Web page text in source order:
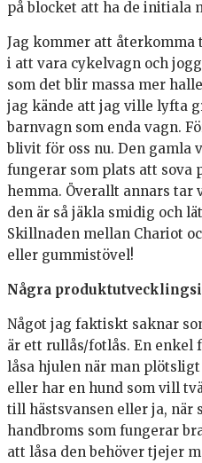
på blocket att ha de initiala
Jag kommer att
i att vara cykelvagn och
som det blir massa mer
jag kände att jag ville lyfta
barnvagn som enda vagn.
blivit för oss nu. Den gamla
fungerar som plats att sova
hemma. Överallt annars tar
den är så jäkla smidig och
Skillnaden mellan Chariot
eller gummistövel!
Några
Något jag faktiskt saknar
är ett rullås/fotlås. En
låsa hjulen när man
eller har en hund som vill
till hästsvansen eller ja, när
handbroms som fungerar
att låsa den behöver tjejer